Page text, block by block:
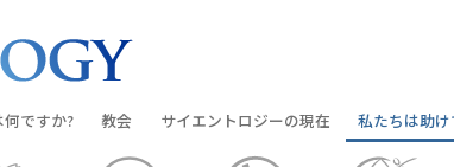
何ですか? 教会 サイエントロジーの現在 私たちは助